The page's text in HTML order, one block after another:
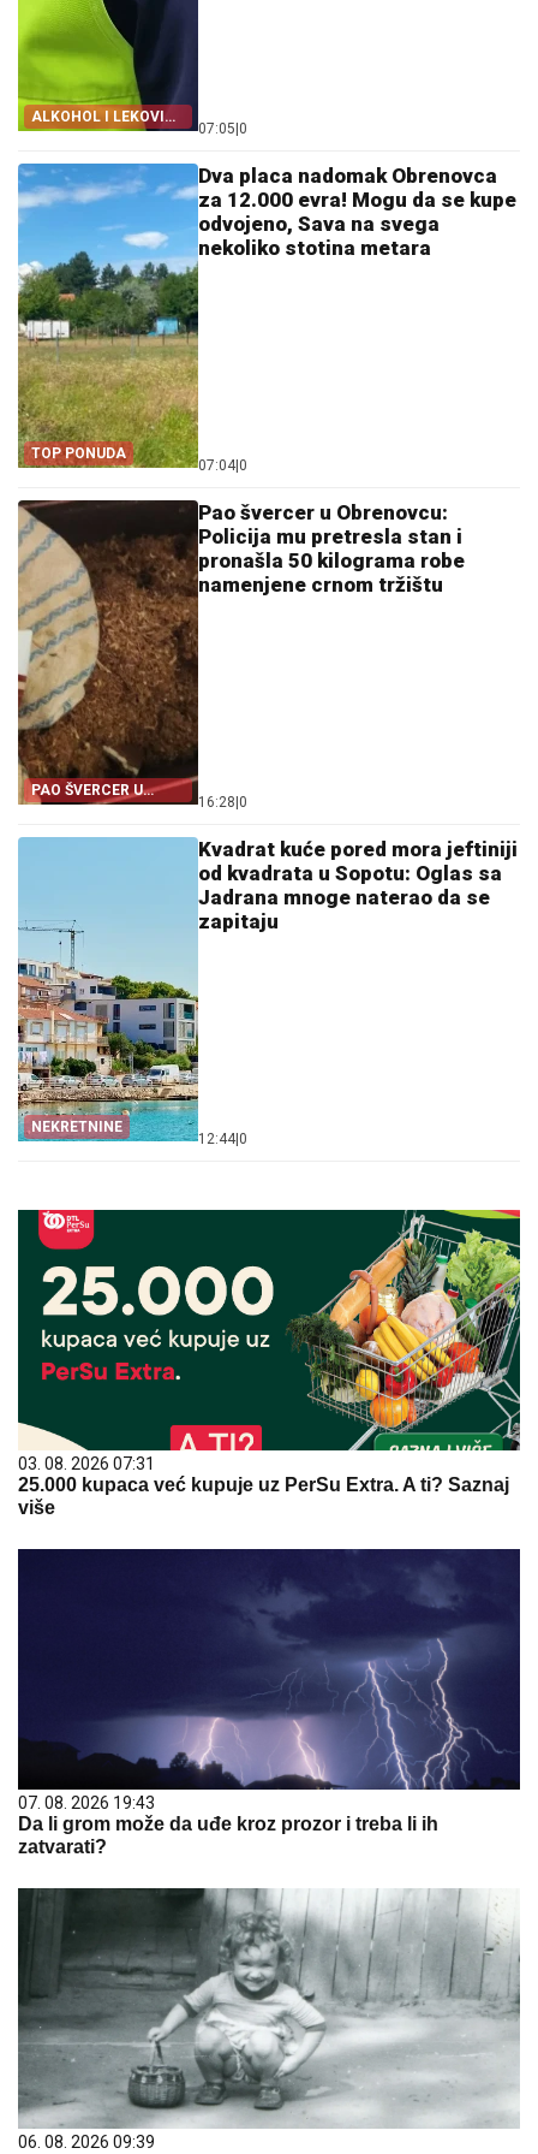
ALKOHOL I LEKOVI
ZA VOLANOM
07:05 0
TOP PONUDA
Dva placa nadomak Obrenovca
za 12.000 evra! Mogu da se kupe
odvojeno, Sava na svega
nekoliko stotina metara
07:04 0
PAO ŠVERCER U
OBRENOVCU
Pao švercer u Obrenovcu:
Policija mu pretresla stan i
pronašla 50 kilograma robe
namenjene crnom tržištu
16:28 0
NEKRETNINE
Kvadrat kuće pored mora jeftiniji
od kvadrata u Sopotu: Oglas sa
Jadrana mnoge naterao da se
zapitaju
12:44 0
03. 08. 2026 07:31
25.000 kupaca već kupuje uz PerSu Extra. A ti? Saznaj
više
07. 08. 2026 19:43
Da li grom može da uđe kroz prozor i treba li ih
zatvarati?
06. 08. 2026 09:39